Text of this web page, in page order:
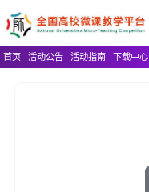
首页 活动公告 活动指南 下载中心